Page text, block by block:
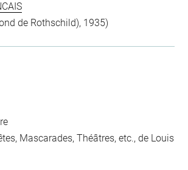
de Rothschild), 1935)
Mascarades, Théâtres, etc., de Louis